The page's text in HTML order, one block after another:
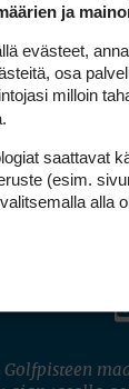
ja
evästeet,
osa
milloin
saattavat
(esim.
alla